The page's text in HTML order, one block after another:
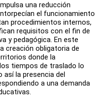
una reducción
el funcionamiento
procedimientos internos,
requisitos con el fin de
y pedagógica. En este
creación obligatoria de
donde la
tiempos de traslado lo
la presencia del
a una demanda